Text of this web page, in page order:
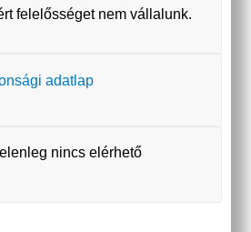
felelősséget nem vállalunk.
adatlap
nincs elérhető